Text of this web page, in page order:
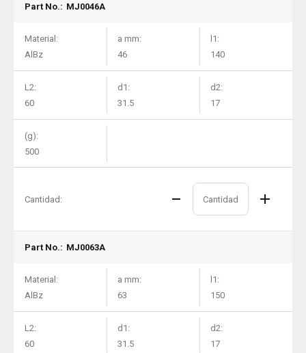
Part No.: MJ0046A
Material:
AlBz
a mm:
46
l1:
140
L2:
60
d1:
31.5
d2:
17
(g):
500
Cantidad:
Part No.: MJ0063A
Material:
AlBz
a mm:
63
l1:
150
L2:
60
d1:
31.5
d2:
17